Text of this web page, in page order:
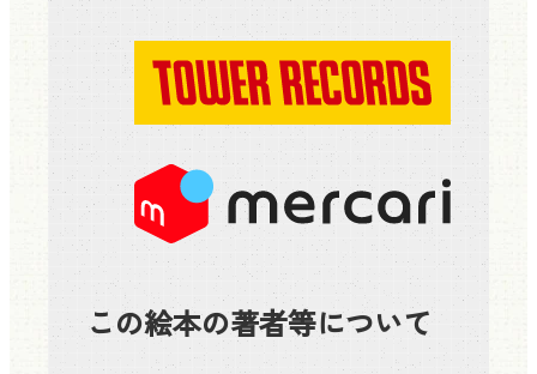
この絵本の著者等について